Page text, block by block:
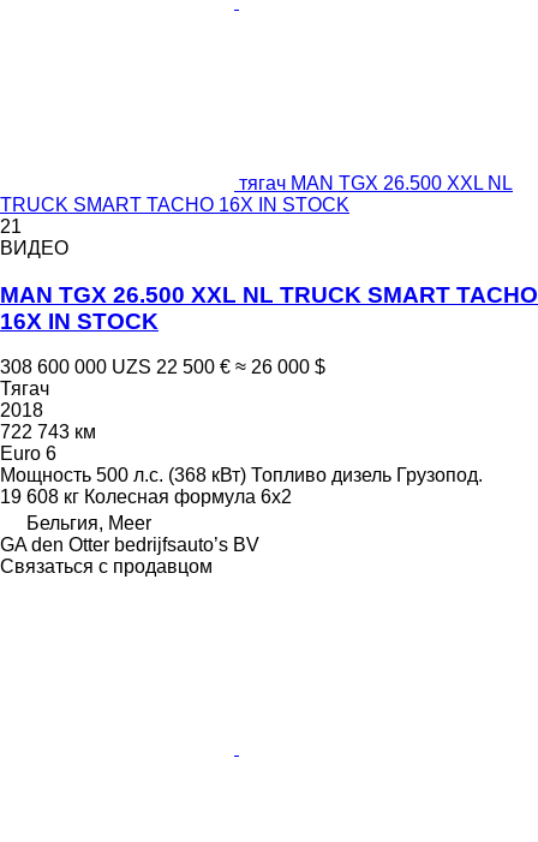
тягач MAN TGX 26.500 XXL NL
TRUCK SMART TACHO 16X IN STOCK
21
ВИДЕО
MAN TGX 26.500 XXL NL TRUCK SMART TACHO
16X IN STOCK
308 600 000 UZS 22 500 € ≈ 26 000 $
Тягач
2018
722 743 км
Euro 6
Мощность 500 л.с. (368 кВт) Топливо дизель Грузопод.
19 608 кг Колесная формула 6x2
Бельгия, Meer
GA den Otter bedrijfsauto’s BV
Связаться с продавцом